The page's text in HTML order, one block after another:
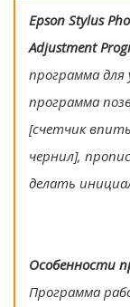
Epson Stylus
Adjustment
программа для
программа
[счетчик
чернил],
делать
Особенности
Программа